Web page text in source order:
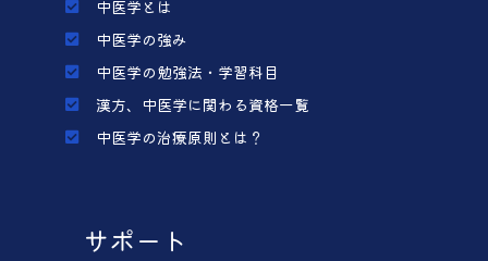
中医学とは
中医学の強み
中医学の勉強法・学習科目
漢方、中医学に関わる資格一覧
中医学の治療原則とは？
サポート